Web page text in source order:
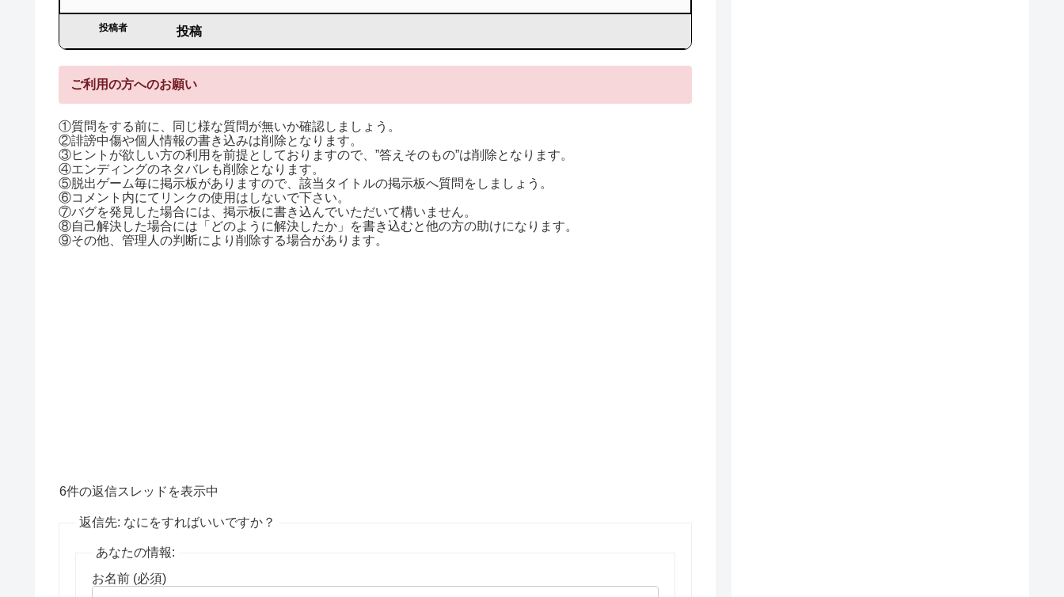
投稿者 投稿
ご利用の方へのお願い
①質問をする前に、同じ様な質問が無いか確認しましょう。
②誹謗中傷や個人情報の書き込みは削除となります。
③ヒントが欲しい方の利用を前提としておりますので、”答えそのもの”は削除となります。
④エンディングのネタバレも削除となります。
⑤脱出ゲーム毎に掲示板がありますので、該当タイトルの掲示板へ質問をしましょう。
⑥コメント内にてリンクの使用はしないで下さい。
⑦バグを発見した場合には、掲示板に書き込んでいただいて構いません。
⑧自己解決した場合には「どのように解決したか」を書き込むと他の方の助けになります。
⑨その他、管理人の判断により削除する場合があります。
6件の返信スレッドを表示中
返信先: なにをすればいいですか？
あなたの情報:
お名前 (必須)